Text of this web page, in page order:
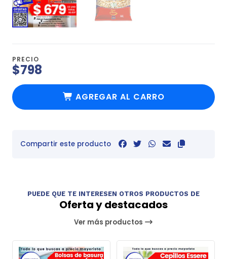
PRECIO
$798
AGREGAR AL CARRO
Compartir este producto
PUEDE QUE TE INTERESEN OTROS PRODUCTOS DE
Oferta y destacados
Ver más productos